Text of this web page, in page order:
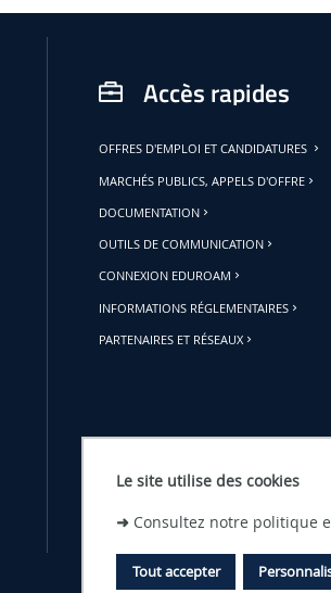
Le site utilise des cookies
➜ Consultez notre politique
Tout accepter
Accès rapides
OFFRES D'EMPLOI ET CANDIDATURES
MARCHÉS PUBLICS, APPELS D'OFFRE
DOCUMENTATION
OUTILS DE COMMUNICATION
CONNEXION EDUROAM
INFORMATIONS RÉGLEMENTAIRES
PARTENAIRES ET RÉSEAUX